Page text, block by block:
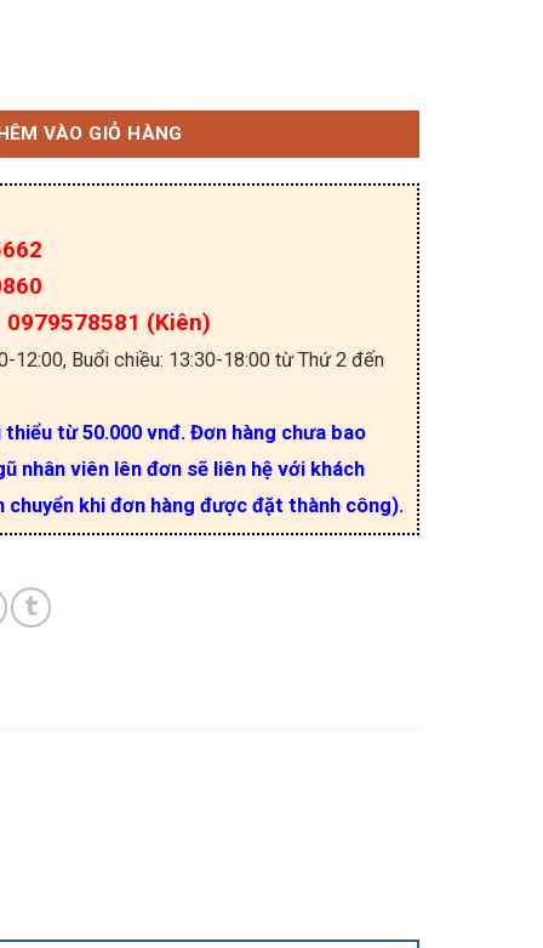
40A 650V TO-247 tháo máy số lượng
VÀO GIỎ HÀNG
(Kiên)
12:00, Buổi chiều: 13:30-18:00 từ Thứ 2 đến
từ 50.000 vnđ. Đơn hàng chưa bao
nhân viên lên đơn sẽ liên hệ với khách
chuyển khi đơn hàng được đặt thành công).